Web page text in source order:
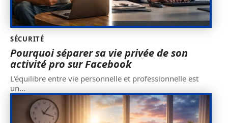
SÉCURITÉ
Pourquoi séparer sa vie privée de son
activité pro sur Facebook
L'équilibre entre vie personnelle et professionnelle est
un…